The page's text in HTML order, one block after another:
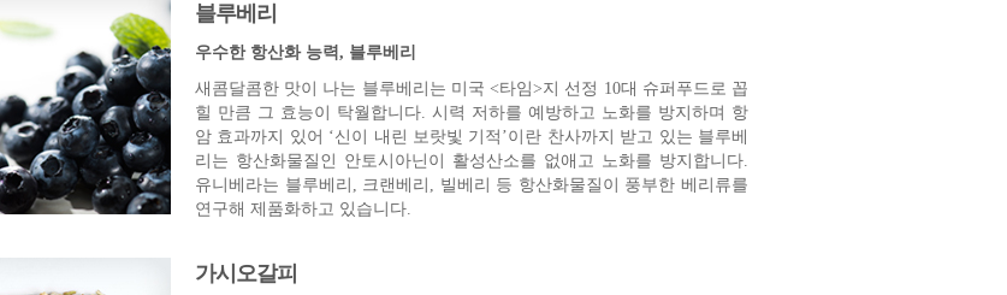
블루베리
우수한 항산화 능력, 블루베리
새콤달콤한 맛이 나는 블루베리는 미국 <타임>지 선정 10대 슈퍼푸드로 꼽
힐 만큼 그 효능이 탁월합니다. 시력 저하를 예방하고 노화를 방지하며 항
암 효과까지 있어 ‘신이 내린 보랏빛 기적’이란 찬사까지 받고 있는 블루베
리는 항산화물질인 안토시아닌이 활성산소를 없애고 노화를 방지합니다.
유니베라는 블루베리, 크랜베리, 빌베리 등 항산화물질이 풍부한 베리류를
연구해 제품화하고 있습니다.
가시오갈피